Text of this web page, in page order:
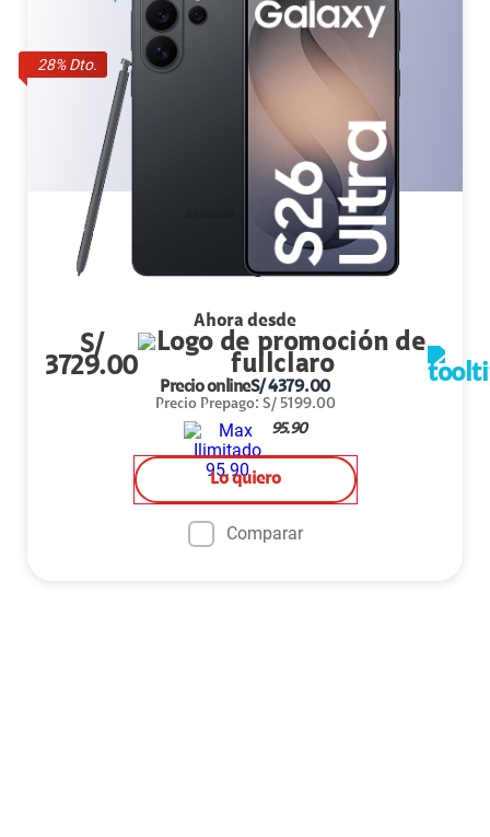
28% Dto.
Ahora desde
S/
3729.00
Precio onlineS/4379.00
Precio Prepago: S/ 5199.00
95.90
Lo quiero
Comparar